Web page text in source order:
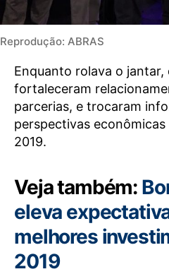
Reprodução: ABRAS
Enquanto rolava o
fortaleceram
parcerias, e trocaram
perspectivas
2019.
Veja também:
eleva
melhores
2019